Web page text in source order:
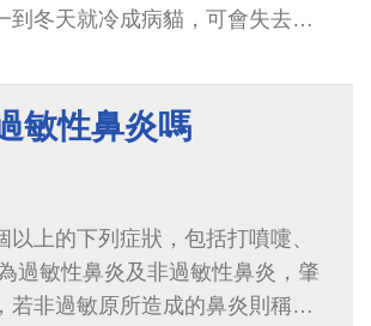
冬天就冷成病貓，可會失去不
敏性鼻炎嗎
上的下列症狀，包括打噴嚏、
過敏性鼻炎及非過敏性鼻炎，肇
若非過敏原所造成的鼻炎則稱之